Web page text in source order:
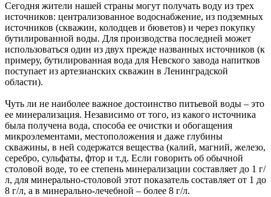
Сегодня жители нашей страны могут получать воду из трех
источников: централизованное водоснабжение, из подземных
источников (скважин, колодцев и бюветов) и через покупку
бутилированной воды. Для производства последней может
использоваться один из двух прежде названных источников (к
примеру, бутилированная вода для Невского завода напитков
поступает из артезианских скважин в Ленинградской
области).
Чуть ли не наиболее важное достоинство питьевой воды – это
ее минерализация. Независимо от того, из какого источника
была получена вода, способа ее очистки и обогащения
микроэлементами, местоположения и даже глубины
скважины, в ней содержатся вещества (калий, магний, железо,
серебро, сульфаты, фтор и т.д. Если говорить об обычной
столовой воде, то ее степень минерализации составляет до 1 г/
л, для минерально-столовой этот показатель составляет от 1 до
8 г/л, а в минерально-лечебной – более 8 г/л.